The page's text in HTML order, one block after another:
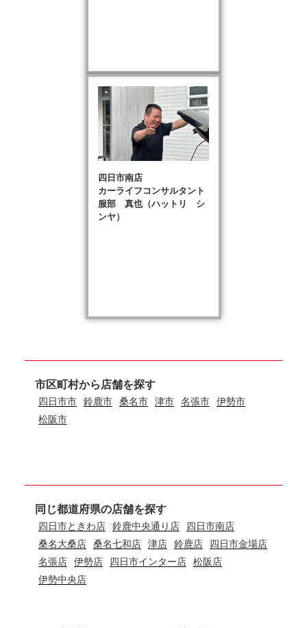
四日市南店
カーライフコンサルタント
服部 真也（ハットリ シ
ンヤ）
市区町村から店舗を探す
四日市市 鈴鹿市 桑名市 津市 名張市
伊勢市
松阪市
同じ都道府県の店舗を探す
四日市ときわ店 鈴鹿中央通り店
四日市南店
桑名大桑店
桑名七和店 津店 鈴鹿店
四日市金場店
名張店
伊勢店 四日市インター店
松阪店
伊勢中央店